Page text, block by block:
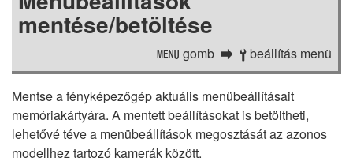
mentése/betöltése
G gomb B beállítás menü
Mentse a fényképezőgép aktuális menübeállításait
memóriakártyára. A mentett beállításokat is betöltheti,
lehetővé téve a menübeállítások megosztását az azonos
modellhez tartozó kamerák között.